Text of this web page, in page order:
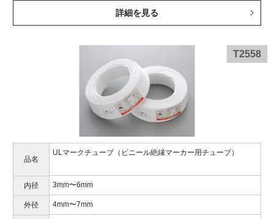
詳細を見る
T2558
品名
ULマークチューブ（ビニール絶縁マーカー用チューブ）
内径 3mm〜6mm
外径 4mm〜7mm